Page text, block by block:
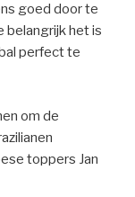
goed door te
belangrijk het is
perfect te
om de
toppers Jan